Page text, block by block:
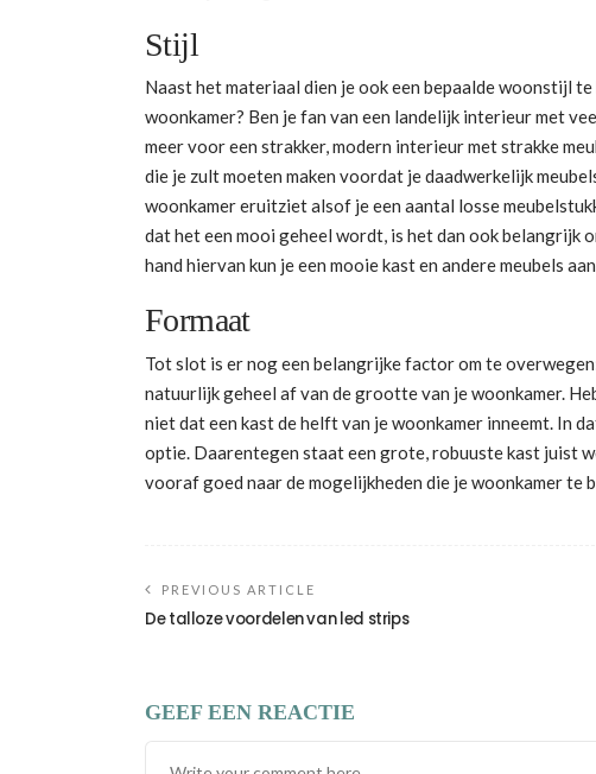
Stijl
Naast het materiaal dien je ook een bepaalde woonstijl
woonkamer? Ben je fan van een landelijk interieur met
meer voor een strakker, modern interieur met strakke
die je zult moeten maken voordat je daadwerkelijk
woonkamer eruitziet alsof je een aantal losse
dat het een mooi geheel wordt, is het dan ook belangrijk
hand hiervan kun je een mooie kast en andere meubels
Formaat
Tot slot is er nog een belangrijke factor om te
natuurlijk geheel af van de grootte van je woonkamer.
niet dat een kast de helft van je woonkamer inneemt. In
optie. Daarentegen staat een grote, robuuste kast juist
vooraf goed naar de mogelijkheden die je woonkamer te
PREVIOUS ARTICLE
De talloze voordelen van led strips
GEEF EEN REACTIE